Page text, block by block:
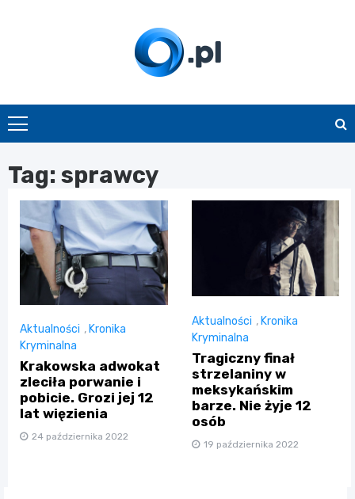
O.pl
Tag: sprawcy
Aktualności , Kronika
Kryminalna
Krakowska adwokat
zleciła porwanie i
pobicie. Grozi jej 12
lat więzienia
24 października 2022
Aktualności , Kronika
Kryminalna
Tragiczny finał
strzelaniny w
meksykańskim
barze. Nie żyje 12
osób
19 października 2022